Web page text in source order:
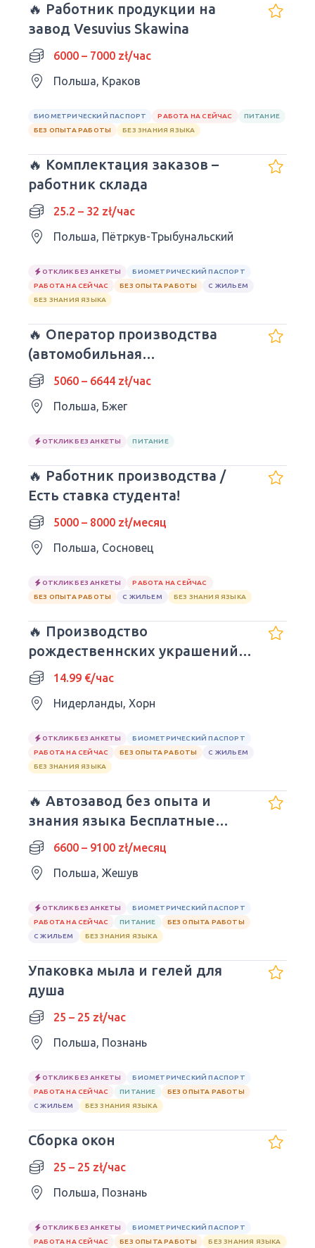
🔥 Работник продукции на
завод Vesuvius Skawina
6000 – 7000 zł/час
Польша, Краков
БИОМЕТРИЧЕСКИЙ ПАСПОРТ РАБОТА НА СЕЙЧАС
ПИТАНИЕ
БЕЗ ОПЫТА РАБОТЫ
БЕЗ ЗНАНИЯ ЯЗЫКА
🔥 Комплектация заказов –
работник склада
25.2 – 32 zł/час
Польша, Пётркув-Трыбунальский
ОТКЛИК БЕЗ АНКЕТЫ
БИОМЕТРИЧЕСКИЙ ПАСПОРТ
РАБОТА НА СЕЙЧАС
БЕЗ ОПЫТА РАБОТЫ
С ЖИЛЬЕМ
БЕЗ ЗНАНИЯ ЯЗЫКА
🔥 Оператор производства
(автомобильная
промышленность)
5060 – 6644 zł/час
Польша, Бжег
ОТКЛИК БЕЗ АНКЕТЫ ПИТАНИЕ
🔥 Работник производства /
Есть ставка студента!
5000 – 8000 zł/месяц
Польша, Сосновец
ОТКЛИК БЕЗ АНКЕТЫ
РАБОТА НА СЕЙЧАС
БЕЗ ОПЫТА РАБОТЫ
С ЖИЛЬЕМ БЕЗ ЗНАНИЯ ЯЗЫКА
🔥 Производство
рождественнских украшений и
икебан14.99 €/час
Нидерланды, Хорн
ОТКЛИК БЕЗ АНКЕТЫ
БИОМЕТРИЧЕСКИЙ ПАСПОРТ
РАБОТА НА СЕЙЧАС
БЕЗ ОПЫТА РАБОТЫ
С ЖИЛЬЕМ
БЕЗ ЗНАНИЯ ЯЗЫКА
🔥 Автозавод без опыта и
знания языка Бесплатные
обеды6600 – 9100 zł/месяц
Польша, Жешув
ОТКЛИК БЕЗ АНКЕТЫ
БИОМЕТРИЧЕСКИЙ ПАСПОРТ
РАБОТА НА СЕЙЧАС
ПИТАНИЕ
БЕЗ ОПЫТА РАБОТЫ
С ЖИЛЬЕМ
БЕЗ ЗНАНИЯ ЯЗЫКА
Упаковка мыла и гелей для
душа
25 – 25 zł/час
Польша, Познань
ОТКЛИК БЕЗ АНКЕТЫ
БИОМЕТРИЧЕСКИЙ ПАСПОРТ
РАБОТА НА СЕЙЧАС
ПИТАНИЕ
БЕЗ ОПЫТА РАБОТЫ
С ЖИЛЬЕМ
БЕЗ ЗНАНИЯ ЯЗЫКА
Сборка окон
25 – 25 zł/час
Польша, Познань
ОТКЛИК БЕЗ АНКЕТЫ
БИОМЕТРИЧЕСКИЙ ПАСПОРТ
РАБОТА НА СЕЙЧАС
БЕЗ ОПЫТА РАБОТЫ БЕЗ ЗНАНИЯ ЯЗЫКА